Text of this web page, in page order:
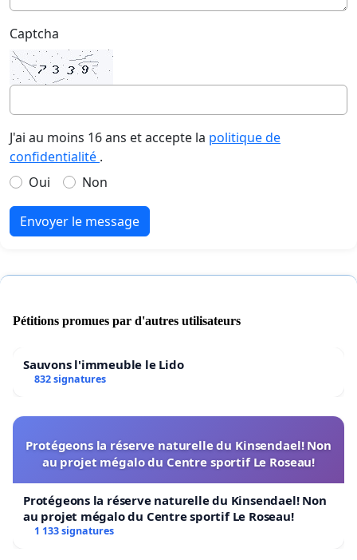
Captcha
J'ai au moins 16 ans et accepte la politique de
confidentialité .
Oui
Non
Envoyer le message
Pétitions promues par d'autres utilisateurs
Sauvons l'immeuble le Lido
832 signatures
Protégeons la réserve naturelle du Kinsendael! Non
au projet mégalo du Centre sportif Le Roseau!
Protégeons la réserve naturelle du Kinsendael! Non
au projet mégalo du Centre sportif Le Roseau!
1 133 signatures